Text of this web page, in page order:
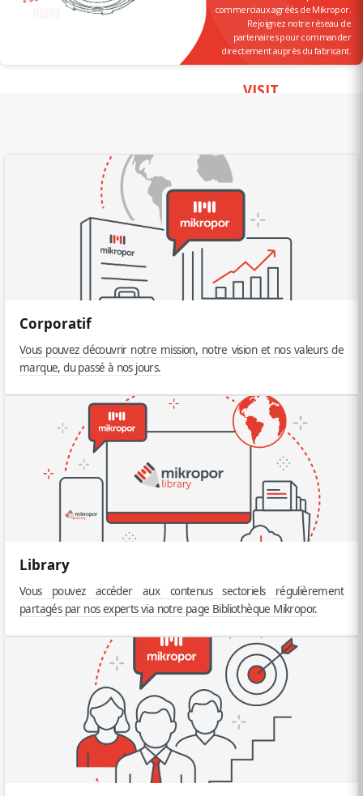
commerciaux agréés de Mikropor.
Rejoignez notre réseau de
partenaires pour commander
directement auprès du fabricant.
VISIT
Corporatif
Vous pouvez découvrir notre mission, notre vision et nos valeurs de
marque, du passé à nos jours.
Library
Vous pouvez accéder aux contenus sectoriels régulièrement
partagés par nos experts via notre page Bibliothèque Mikropor.